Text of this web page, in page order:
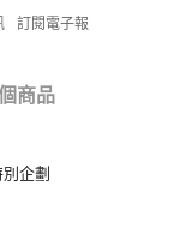
訂閱電子報
商品
企劃